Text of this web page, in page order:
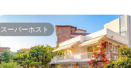
スーパーホスト
スーパーホスト